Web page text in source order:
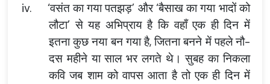
iv.
‘वसंत का गया पतझड़’ और ‘बैसाख का गया भादों को
लौटा’ से यह अभिप्राय है कि वहाँ एक ही दिन में
इतना कुछ नया बन गया है, जितना बनने में पहले नौ-
दस महीने या साल भर लगते थे। सुबह का निकला
कवि जब शाम को वापस आता है तो एक ही दिन में